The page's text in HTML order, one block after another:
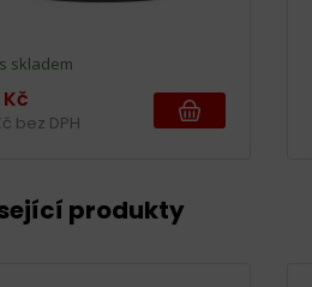
skladem
bez DPH
produkty